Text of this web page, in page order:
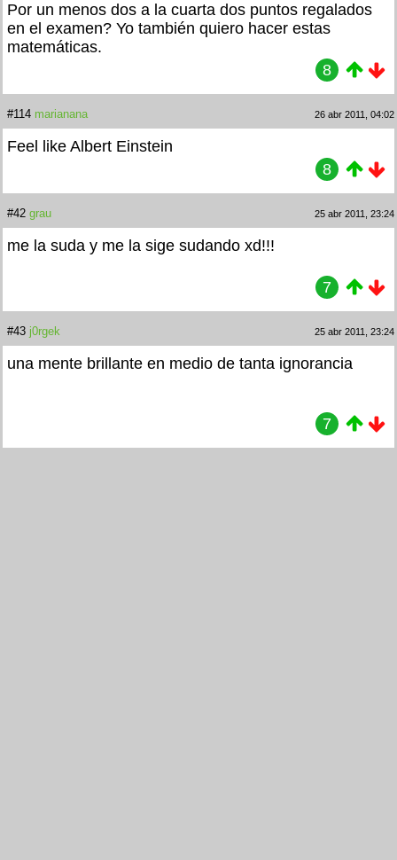
Por un menos dos a la cuarta dos puntos regalados
en el examen? Yo también quiero hacer estas
matemáticas.
8
#114 marianana 26 abr 2011, 04:02
Feel like Albert Einstein
8
#42 grau 25 abr 2011, 23:24
me la suda y me la sige sudando xd!!!
7
#43 j0rgek 25 abr 2011, 23:24
una mente brillante en medio de tanta ignorancia
7